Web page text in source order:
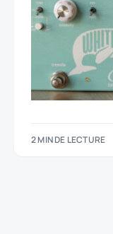
2 MIN DE LECTURE